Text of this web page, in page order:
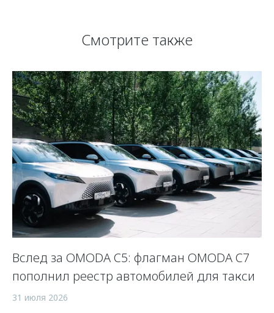
Смотрите также
Вслед за OMODA C5: флагман OMODA C7
пополнил реестр автомобилей для такси
31 июля 2026